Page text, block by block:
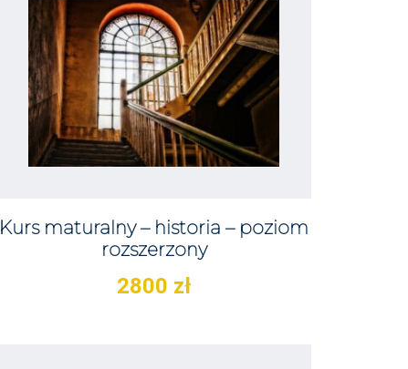
Kurs maturalny – historia – poziom
rozszerzony
2800 zł